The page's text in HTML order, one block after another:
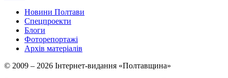
Новини Полтави
Спецпроекти
Блоги
Фоторепортажі
Архів матеріалів
© 2009 – 2026 Інтернет-видання «Полтавщина»